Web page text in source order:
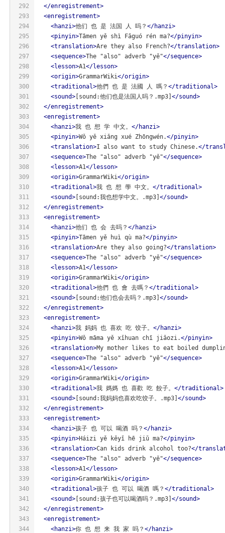
292
293
294
295
296
297
298
299
300
301
302
303
304
305
306
307
308
309
310
311
312
313
314
315
316
317
318
319
320
321
322
323
324
325
326
327
328
329
330
331
332
333
334
335
336
337
338
339
340
341
342
343
344
</enregistrement>
<enregistrement>
<hanzi>他们 也 是 法国 人 吗？ </hanzi>
<pinyin>Tāmen yě shì Fǎguó rén ma?</pinyin>
<translation>Are they also French?</translation>
<sequence>The "also" adverb "yě"</sequence>
<lesson>A1</lesson>
<origin>GrammarWiki</origin>
<traditional>他們 也 是 法國 人 嗎？ </traditional>
<sound> [sound:他们也是法国人吗？.mp3] </sound>
</enregistrement>
<enregistrement>
<hanzi>我 也 想 学 中文。 </hanzi>
<pinyin>Wǒ yě xiǎng xué Zhōngwén.</pinyin>
<translation>I also want to study Chinese.</
<sequence>The "also" adverb "yě"</sequence>
<lesson>A1</lesson>
<origin>GrammarWiki</origin>
<traditional>我 也 想 學 中文。 </traditional>
<sound> [sound:我也想学中文。.mp3] </sound>
</enregistrement>
<enregistrement>
<hanzi>他们 也 会 去吗？ </hanzi>
<pinyin>Tāmen yě huì qù ma?</pinyin>
<translation>Are they also going?</translation>
<sequence>The "also" adverb "yě"</sequence>
<lesson>A1</lesson>
<origin>GrammarWiki</origin>
<traditional>他們 也 會 去嗎？ </traditional>
<sound> [sound:他们也会去吗？.mp3] </sound>
</enregistrement>
<enregistrement>
<hanzi>我 妈妈 也 喜欢 吃 饺子。 </hanzi>
<pinyin>Wǒ māma yě xǐhuan chī jiǎozi.</pinyin>
<translation>My mother likes to eat boiled
<sequence>The "also" adverb "yě"</sequence>
<lesson>A1</lesson>
<origin>GrammarWiki</origin>
<traditional>我 媽媽 也 喜歡 吃 餃子。 </traditional>
<sound> [sound:我妈妈也喜欢吃饺子。.mp3] </sound>
</enregistrement>
<enregistrement>
<hanzi>孩子 也 可以 喝酒 吗？ </hanzi>
<pinyin>Háizi yě kěyǐ hē jiǔ ma?</pinyin>
<translation>Can kids drink alcohol too?</
<sequence>The "also" adverb "yě"</sequence>
<lesson>A1</lesson>
<origin>GrammarWiki</origin>
<traditional>孩子 也 可以 喝酒 嗎？ </traditional>
<sound> [sound:孩子也可以喝酒吗？.mp3] </sound>
</enregistrement>
<enregistrement>
<hanzi>你 也 想 来 我 家 吗？ </hanzi>